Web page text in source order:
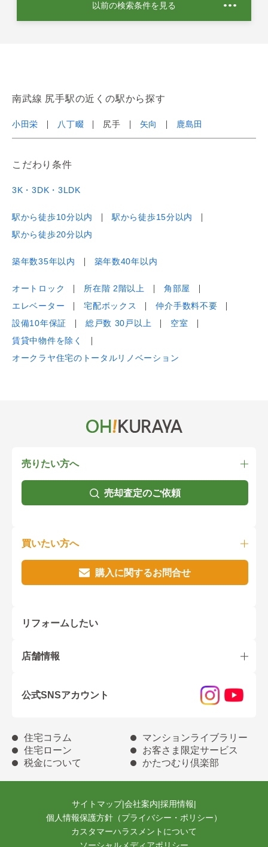
以前の検索条件を見る
南武線 尻手駅の近くの駅から探す
小田栄 八丁畷 尻手 矢向 鹿島田
こだわり条件
3K・3DK・3LDK
駅から徒歩10分以内
駅から徒歩15分以内
駅から徒歩20分以内
築年数35年以内 築年数40年以内
オートロック 所在階 2階以上
角部屋
エレベーター
宅配ボックス
仲介手数料不要
設備10年保証
総戸数 30戸以上
空室
賃貸中物件を除く
オークラヤ住宅のトータルリノベーション
売りたい方へ
売却査定のご依頼
買いたい方へ
購入に関するお問合せ
リフォームしたい
店舗情報
公式SNSアカウント
住宅コラム
マンションライブラリー
住宅ローン
お客さま限定サービス
税金について
かたつむり倶楽部
サイトマップ|会社案内|採用情報|
個人情報保護方針（プライバシー・ポリシー）
カスタマーハラスメントについて